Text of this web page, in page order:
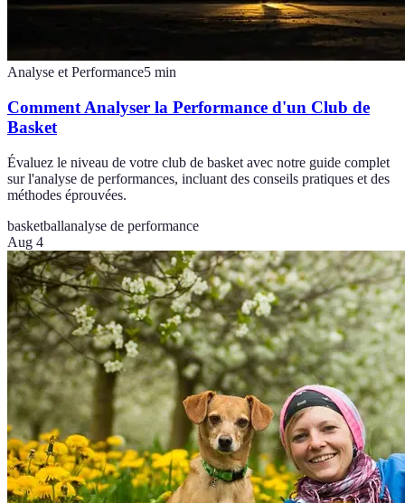
Analyse et Performance5 min
Comment Analyser la Performance d'un Club de
Basket
Évaluez le niveau de votre club de basket avec notre guide complet
sur l'analyse de performances, incluant des conseils pratiques et des
méthodes éprouvées.
basketballanalyse de performance
Aug 4